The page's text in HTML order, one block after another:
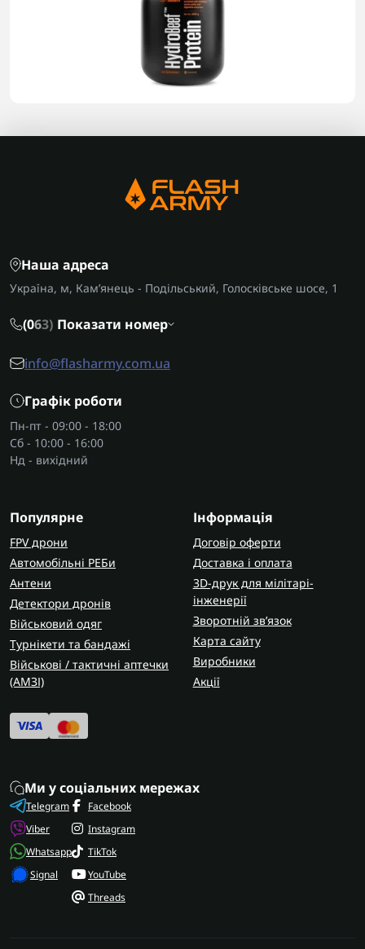
Наша адреса
Україна, м, Кам’янець - Подільський, Голосківське шосе, 1
(063) Показати номер
info@flasharmy.com.ua
Графік роботи
Пн-пт - 09:00 - 18:00
Сб - 10:00 - 16:00
Нд - вихідний
Популярне
FPV дрони
Автомобільні РЕБи
Антени
Детектори дронів
Військовий одяг
Турнікети та бандажі
Військові / тактичні аптечки
(AMЗІ)
Інформація
Договір оферти
Доставка і оплата
3D-друк для мілітарі-
інженерії
Зворотній зв’язок
Карта сайту
Виробники
Акції
Ми у соціальних мережах
Telegram
Viber
Whatsapp
Signal
Facebook
Instagram
TikTok
YouTube
Threads